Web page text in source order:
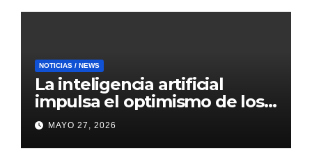
NOTICIAS / NEWS
La inteligencia artificial
impulsa el optimismo de los
mercados internacionales
MAYO 27, 2026